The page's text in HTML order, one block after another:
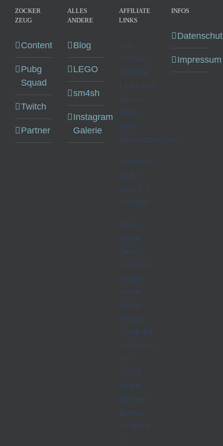
ZOCKER
ZEUG
Content
Pubg
Squad
Twitch
Partner
ALLES
ANDERE
Blog
LEGO
sm4sh
Instagram
Galerie
AFFILIATE
LINKS
Alle
Partner /
Affiliate
Links auf
dieser
Seite
sind
gekennzeichnet.
Amazon
Links
sind z.B.
Orange.
Preis
bleibt
gleich,
teilweise
es gibt
sogar
einen
Rabatt
Code für
euch und
mit
Glück
einen
kleinen
Bonus
für mich.
:)
INFOS
Impressum